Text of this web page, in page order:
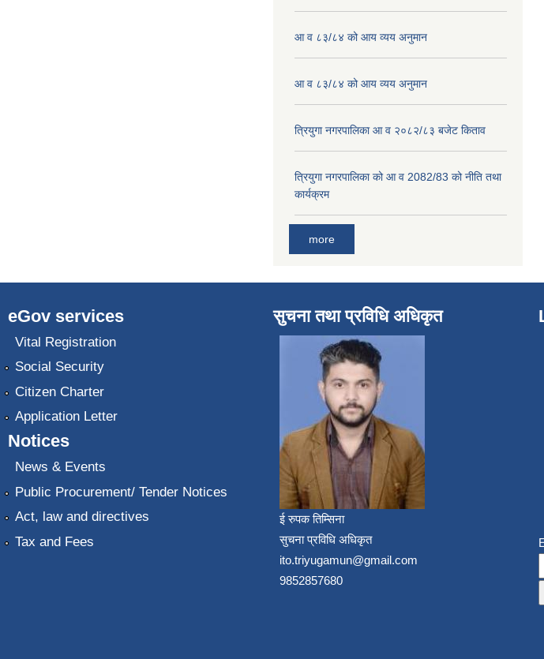
आ व ८३/८४ को आय व्यय अनुमान
आ व ८३/८४ को आय व्यय अनुमान
त्रियुगा नगरपालिका आ व २०८२/८३ बजेट किताव
त्रियुगा नगरपालिका को आ व 2082/83 को नीति तथा
कार्यक्रम
more
eGov services
Vital Registration
Social Security
Citizen Charter
Application Letter
Notices
News & Events
Public Procurement/ Tender Notices
Act, law and directives
Tax and Fees
सुचना तथा प्रविधि अधिकृत
ई रुपक तिम्सिना
सुचना प्रविधि अधिकृत
ito.triyugamun@gmail.com
9852857680